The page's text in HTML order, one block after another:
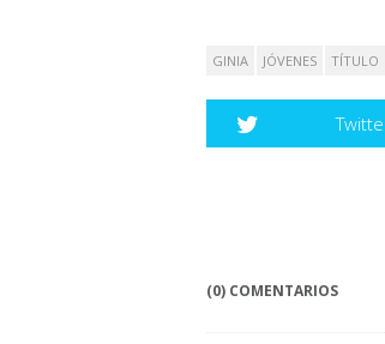
GINIA JÓVENES TÍTULO
(0) COMENTARIOS